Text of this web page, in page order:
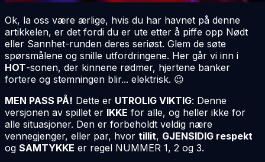
Ok, la oss være ærlige, hvis du har havnet på denne
artikkelen, er det fordi du er ute etter å piffe opp Nødt
eller Sannhet-runden deres seriøst. Glem de søte
spørsmålene og snille utfordringene. Her går vi inn i
HOT-sonen, der kinnene rødmer, hjertene banker
fortere og stemningen blir... elektrisk. 😉
MEN PASS PÅ! Dette er UTROLIG VIKTIG: Denne
versjonen av spillet er IKKE for alle, og heller ikke for
alle situasjoner. Den er forbeholdt veldig nære
vennegjenger, eller par, hvor tillit, GJENSIDIG respekt
og SAMTYKKE er regel NUMMER 1, 2 og 3.